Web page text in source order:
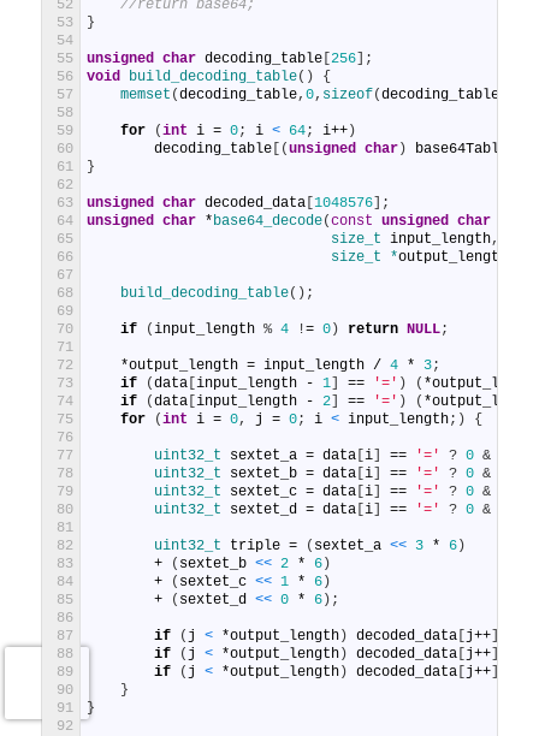
52
53
54
55
56
57
58
59
60
61
62
63
64
65
66
67
68
69
70
71
72
73
74
75
76
77
78
79
80
81
82
83
84
85
86
87
88
89
90
91
92
//return base64;
}
unsigned char decoding_table [256] ;
void
build_decoding_table( )
{
memset (decoding_table,0, sizeof(decoding_table
for (int i = 0; i < 64; i++)
decoding_table [ (unsigned char) base64Table
}
unsigned char decoded_data [1048576] ;
unsigned
char * base64_decode(const unsigned char
size_t input_length,
size_t *output_length
build_decoding_table( ) ;
if (input_length % 4 != 0) return NULL;
*output_length = input_length / 4 * 3;
if
(data [input_length - 1] == '=' ) ( *
if
(data [input_length - 2] == '=' ) ( *
for
(int i = 0, j = 0; i < input_length; ) {
uint32_t sextet_a = data [i] == '=' ? 0 & i++
uint32_t sextet_b = data [i] == '=' ? 0 & i++
uint32_t sextet_c = data [i] == '=' ? 0 & i++
uint32_t sextet_d = data [i] == '=' ? 0 & i++
uint32_t triple = ( sextet_a << 3 * 6)
+
( sextet_b << 2 * 6)
+
( sextet_c << 1 * 6)
+
( sextet_d << 0 * 6) ;
if ( j < *output_length) decoded_data [j++]
if
( j < *output_length) decoded_data [j++]
if
( j < *output_length) decoded_data [j++]
}
}